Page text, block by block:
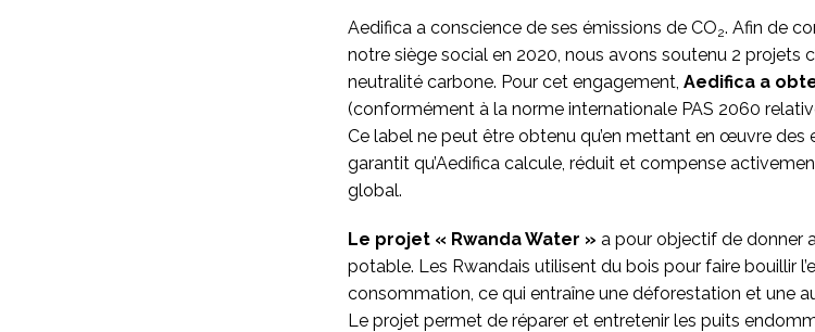
Aedifica a conscience de ses émissions de CO2. Afin de
notre siège social en 2020, nous avons soutenu 2 projets
neutralité carbone. Pour cet engagement, Aedifica a
(conformément à la norme internationale PAS 2060
Ce label ne peut être obtenu qu’en mettant en œuvre
garantit qu’Aedifica calcule, réduit et compense
global.
Le projet « Rwanda Water » a pour objectif de donner
potable. Les Rwandais utilisent du bois pour faire bouillir
consommation, ce qui entraîne une déforestation et une
Le projet permet de réparer et entretenir les puits